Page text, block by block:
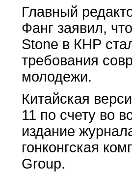
Главный
Фанг заявил,
Stone в КНР
требования
молодежи.
Китайская
11 по счету во
издание
гонконгская
Group.